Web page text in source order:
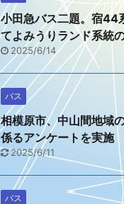
小田急バス二題。宿44
てよみうりランド系統
2025/6/14
バス
相模原市、中山間地域
係るアンケートを実施
2025/6/11
バス